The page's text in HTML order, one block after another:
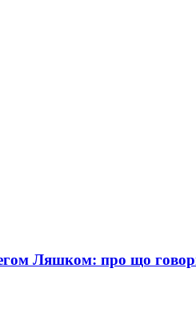
Ляшком: про що